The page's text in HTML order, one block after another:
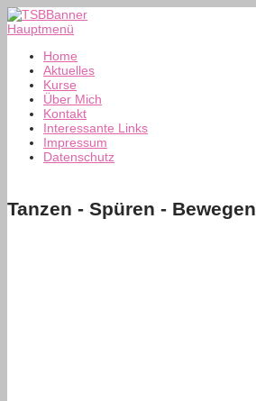
Hauptmenü
Home
Aktuelles
Kurse
Über Mich
Kontakt
Interessante Links
Impressum
Datenschutz
Tanzen - Spüren - Bewegen